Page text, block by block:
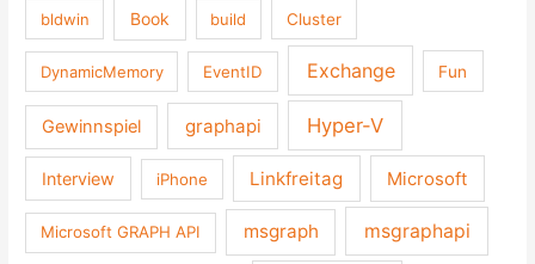
bldwin Book build Cluster
DynamicMemory EventID Exchange Fun
Gewinnspiel graphapi Hyper-V
Interview iPhone Linkfreitag Microsoft
Microsoft GRAPH API msgraph msgraphapi